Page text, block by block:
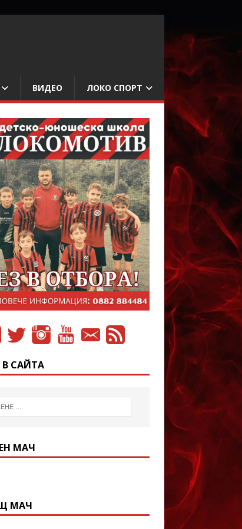
ВИДЕО ЛОКО СПОРТ
В САЙТА
МАЧ
МАЧ